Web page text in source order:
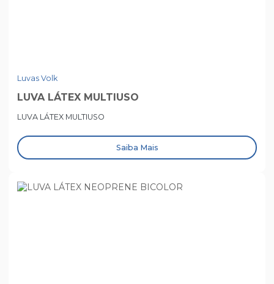
Luvas Volk
LUVA LÁTEX MULTIUSO
LUVA LÁTEX MULTIUSO
Saiba Mais